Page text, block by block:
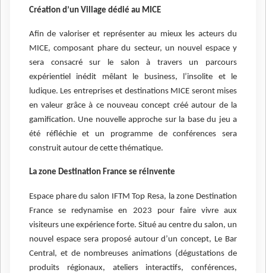
Création d’un Village dédié au MICE
Afin de valoriser et représenter au mieux les acteurs du
MICE, composant phare du secteur, un nouvel espace y
sera consacré sur le salon à travers un parcours
expérientiel inédit mêlant le business, l’insolite et le
ludique. Les entreprises et destinations MICE seront mises
en valeur grâce à ce nouveau concept créé autour de la
gamification. Une nouvelle approche sur la base du jeu a
été réfléchie et un programme de conférences sera
construit autour de cette thématique.
La zone Destination France se réinvente
Espace phare du salon IFTM Top Resa, la zone Destination
France se redynamise en 2023 pour faire vivre aux
visiteurs une expérience forte. Situé au centre du salon, un
nouvel espace sera proposé autour d’un concept, Le Bar
Central, et de nombreuses animations (dégustations de
produits régionaux, ateliers interactifs, conférences,